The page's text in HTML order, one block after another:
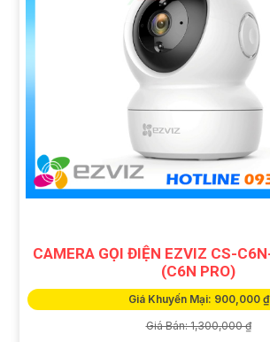
CAMERA GỌI ĐIỆN EZVIZ CS-
(C6N PRO)
Giá Khuyến Mại: 900,000 ₫
Giá Bán: 1,300,000 ₫